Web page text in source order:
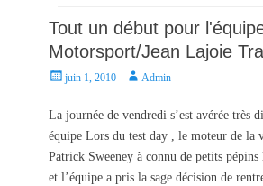
Tout un début pour
Motorsport/Jean Lajoie
P
s
t
juin 1, 2010
A
t
h
r
Admin
La journée de vendredi s’est avérée très
équipe Lors du test day , le moteur de la
Patrick Sweeney à connu de petits pépins
et l’équipe a pris la sage décision de